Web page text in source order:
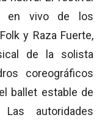
en vivo de los
y Raza Fuerte,
de la solista
coreográficos
ballet estable de
autoridades